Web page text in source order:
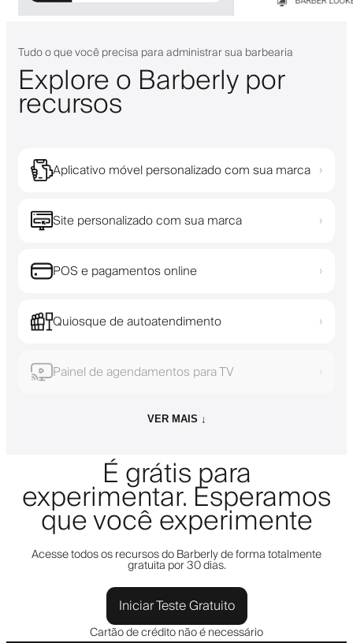
Tudo o que você precisa para administrar sua barbearia
Explore o Barberly por
recursos
Aplicativo móvel personalizado com sua marca ›
Site personalizado com sua marca ›
POS e pagamentos online ›
Quiosque de autoatendimento ›
Painel de agendamentos para TV ›
VER MAIS ↓
É grátis para
experimentar. Esperamos
que você experimente
Acesse todos os recursos do Barberly de forma totalmente
gratuita por 30 dias.
Iniciar Teste Gratuito
Cartão de crédito não é necessário